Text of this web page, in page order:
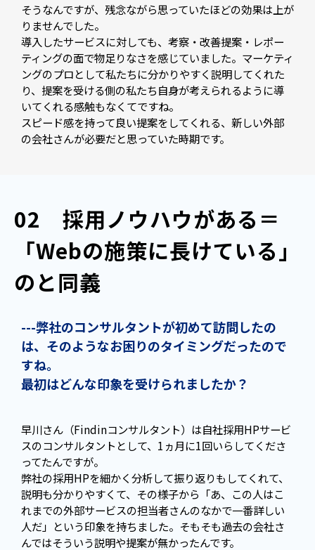
そうなんですが、残念ながら思っていたほどの効果は上が
りませんでした。
導入したサービスに対しても、考察・改善提案・レポー
ティングの面で物足りなさを感じていました。マーケティ
ングのプロとして私たちに分かりやすく説明してくれた
り、提案を受ける側の私たち自身が考えられるように導
いてくれる感触もなくてですね。
スピード感を持って良い提案をしてくれる、新しい外部
の会社さんが必要だと思っていた時期です。
02　採用ノウハウがある＝
「Webの施策に長けている」
のと同義
---弊社のコンサルタントが初めて訪問したの
は、そのようなお困りのタイミングだったので
すね。
最初はどんな印象を受けられましたか？
早川さん（Findinコンサルタント）は自社採用HPサービ
スのコンサルタントとして、1ヵ月に1回いらしてくださ
ってたんですが。
弊社の採用HPを細かく分析して振り返りもしてくれて、
説明も分かりやすくて、その様子から「あ、この人はこ
れまでの外部サービスの担当者さんのなかで一番詳しい
人だ」という印象を持ちました。そもそも過去の会社さ
んではそういう説明や提案が無かったんです。